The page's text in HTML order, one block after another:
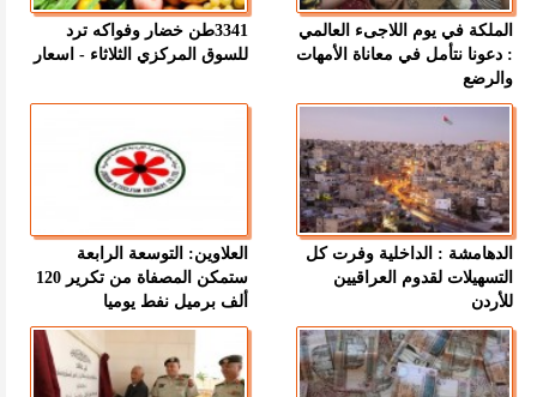
الملكة في يوم اللاجىء العالمي
: دعونا نتأمل في معاناة الأمهات
والرضع
3341طن خضار وفواكه ترد
للسوق المركزي الثلاثاء - اسعار
الدهامشة : الداخلية وفرت كل
التسهيلات لقدوم العراقيين
للأردن
العلاوين: التوسعة الرابعة
ستمكن المصفاة من تكرير 120
ألف برميل نفط يوميا